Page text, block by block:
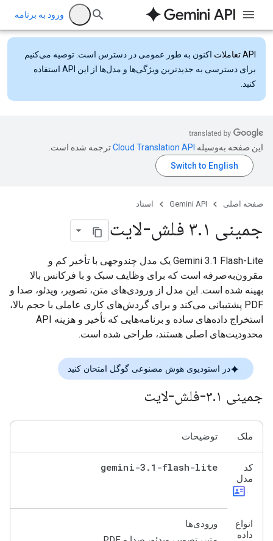
ورود به برنامه
API تعاملات
اکنون به طور عمومی در دسترس است. توصیه می‌کنیم
برای دسترسی به جدیدترین ویژگی‌ها و مدل‌ها از این API استفاده
کنید.
این صفحه به‌وسیله ترجمه شده است.
صفحه اصلی Gemini API اسناد
جمینی ۳ .۱ فلش-لایت
Gemini 3.1 Flash-Lite یک مدل چندوجهی با تأخیر کم و
مقرون‌به‌صرفه است که برای وظایف سبک و با فرکانس بالا
بهینه شده است. این مدل از ورودی‌های متن، تصویر، ویدئو، صدا و
PDF پشتیبانی می‌کند و برای گردش‌های کاری عاملی با حجم بالا،
استخراج داده‌های ساده و برنامه‌هایی که تأخیر و هزینه API
محدودیت‌های اصلی هستند، طراحی شده است.
در استودیوی هوش مصنوعی گوگل امتحان کنید
جمینی ۳ .۱-فلش-لایت
ملک توضیحات
کد
مدل
id_card
gemini-3 . 1-flash-lite
انواع
داده
ورودی‌ها